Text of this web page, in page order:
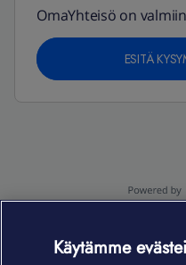
OmaYhteisö on
ESITÄ
Käytämme